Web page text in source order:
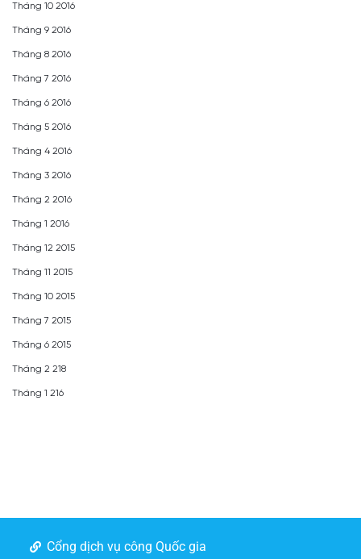
Tháng 10 2016
Tháng 9 2016
Tháng 8 2016
Tháng 7 2016
Tháng 6 2016
Tháng 5 2016
Tháng 4 2016
Tháng 3 2016
Tháng 2 2016
Tháng 1 2016
Tháng 12 2015
Tháng 11 2015
Tháng 10 2015
Tháng 7 2015
Tháng 6 2015
Tháng 2 218
Tháng 1 216
Cổng dịch vụ công Quốc gia